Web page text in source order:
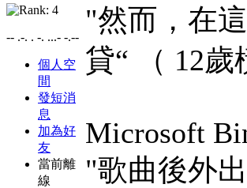
-- .-. . -. ...- -.--
個人空
間
發短消
息
加為好
友
當前離
線
"然而，在
貸“ （ 12
Microsoft
"歌曲後外